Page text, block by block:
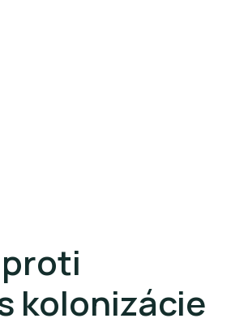
kolonizácie